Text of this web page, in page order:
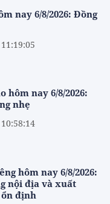
nay 6/8/2026: Đồng
hôm nay 6/8/2026:
nhẹ
hôm nay 6/8/2026:
nội địa và xuất
định